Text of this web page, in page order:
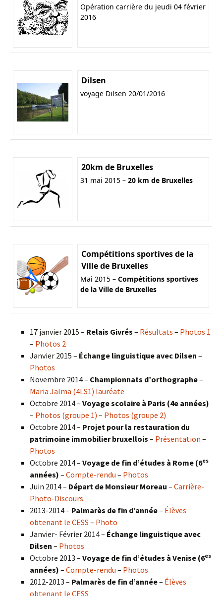
Opération carrière du jeudi 04 février
2016
Dilsen
voyage Dilsen 20/01/2016
20km de Bruxelles
31 mai 2015 – 20 km de Bruxelles
Compétitions sportives de la
Ville de Bruxelles
Mai 2015 – Compétitions sportives
de la Ville de Bruxelles
17 janvier 2015 – Relais Givrés – Résultats – Photos 1
– Photos 2
Janvier 2015 – Échange linguistique avec Dilsen –
Photos
Novembre 2014 – Championnats d’orthographe–
Maria Jalma (4LS1) lauréate
Octobre 2014 – Voyage scolaire à Paris (4e années)
– Photos (groupe 1) – Photos (groupe 2)
Octobre 2014 – Projet pour la restauration du
patrimoine immobilier bruxellois – Présentation –
Photos
Octobre 2014 – Voyage de fin d’études à Rome (6es
années) – Compte-rendu – Photos
Juin 2014 – Départ de Monsieur Moreau – Carrière-
Photo-Discours
2013-2014 – Palmarès de fin d’année– Élèves
obtenant le CESS – Photo
Janvier- Février 2014 – Échange linguistique avec
Dilsen – Photos
Octobre 2013 – Voyage de fin d’études à Venise (6es
années) – Compte-rendu – Photos
2012-2013 – Palmarès de fin d’année– Élèves
obtenant le CESS